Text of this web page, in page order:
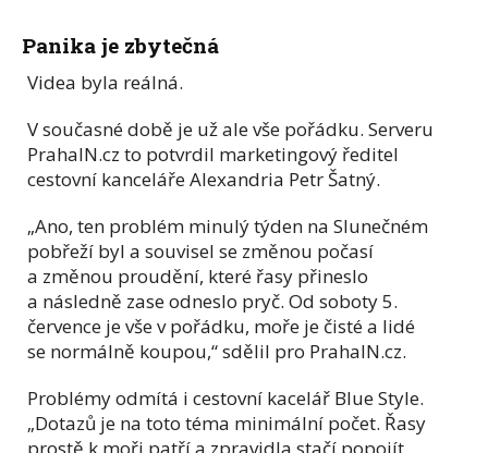
Panika je zbytečná
Videa byla reálná.
V současné době je už ale vše pořádku. Serveru
PrahaIN.cz to potvrdil marketingový ředitel
cestovní kanceláře Alexandria Petr Šatný.
„Ano, ten problém minulý týden na Slunečném
pobřeží byl a souvisel se změnou počasí
a změnou proudění, které řasy přineslo
a následně zase odneslo pryč. Od soboty 5.
července je vše v pořádku, moře je čisté a lidé
se normálně koupou,“ sdělil pro PrahaIN.cz.
Problémy odmítá i cestovní kacelář Blue Style.
„Dotazů je na toto téma minimální počet. Řasy
prostě k moři patří a zpravidla stačí popojít